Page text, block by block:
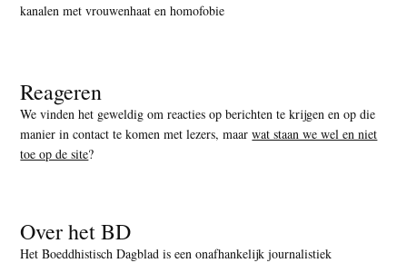
kanalen met vrouwenhaat en homofobie
Reageren
We vinden het geweldig om reacties op berichten te krijgen en op die
manier in contact te komen met lezers, maarwat staan we wel en niet
toe op de site?
Over het BD
Het Boeddhistisch Dagblad is een onafhankelijk journalistiek